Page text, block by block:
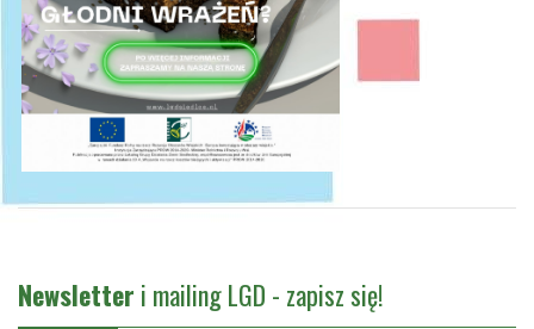
Newsletter i mailing LGD - zapisz się!